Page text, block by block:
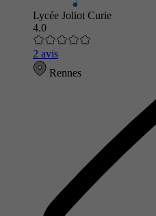
Lycée Joliot Curie
4.0
2 avis
Rennes